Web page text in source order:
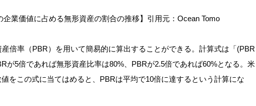
企業価値に占める無形資産の割合の推移】引用元：Ocean Tomo
倍率（PBR）を用いて簡易的に算出することができる。計算式は「(PBR
が5倍であれば無形資産比率は80%、PBRが2.5倍であれば60%となる。米
をこの式に当てはめると、PBRは平均で10倍に達するという計算にな